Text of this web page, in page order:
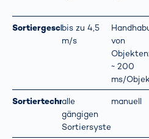
Sortiergeschwindigkeit
bis zu 4,5
m/s
von
Objekten:
~ 200
ms/
Sortiertechnik
alle
gängigen
Sortiersysteme
manuell